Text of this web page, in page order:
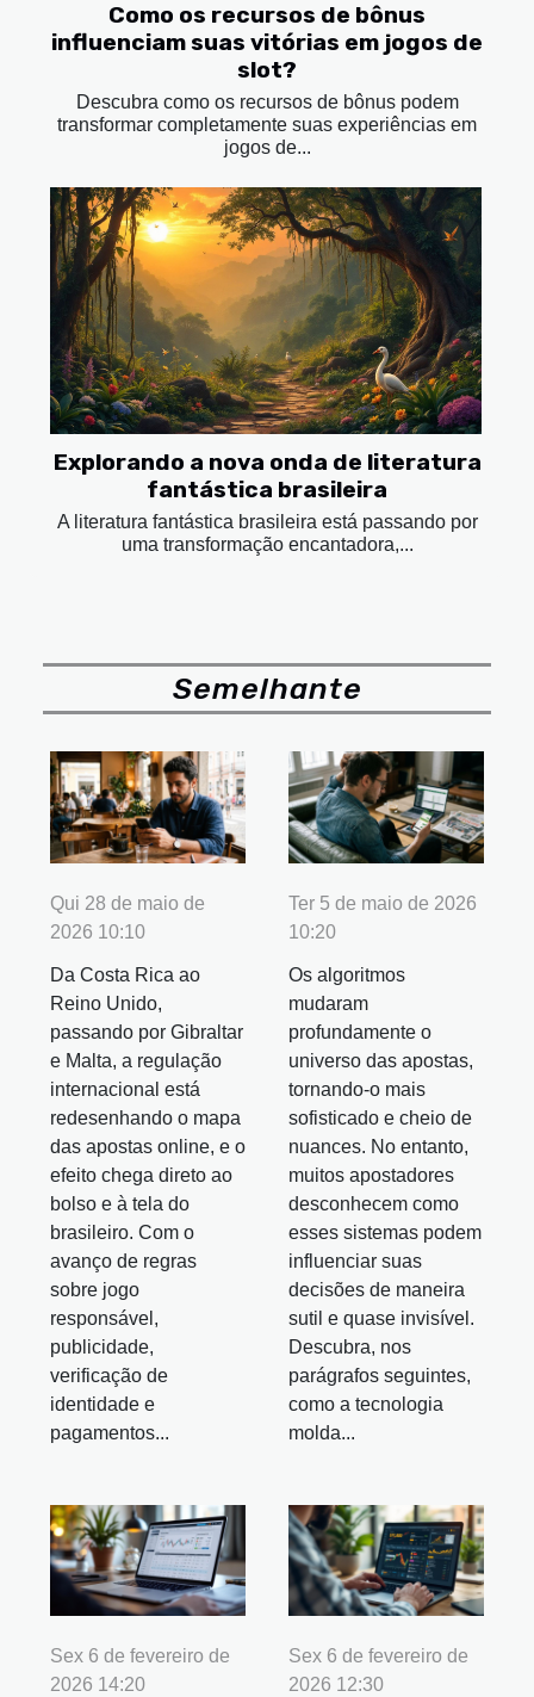
Como os recursos de bônus
influenciam suas vitórias em jogos de
slot?
Descubra como os recursos de bônus podem
transformar completamente suas experiências em
jogos de...
Explorando a nova onda de literatura
fantástica brasileira
A literatura fantástica brasileira está passando por
uma transformação encantadora,...
Semelhante
Qui 28 de maio de
2026 10:10
Da Costa Rica ao
Reino Unido,
passando por Gibraltar
e Malta, a regulação
internacional está
redesenhando o mapa
das apostas online, e o
efeito chega direto ao
bolso e à tela do
brasileiro. Com o
avanço de regras
sobre jogo
responsável,
publicidade,
verificação de
identidade e
pagamentos...
Ter 5 de maio de 2026
10:20
Os algoritmos
mudaram
profundamente o
universo das apostas,
tornando-o mais
sofisticado e cheio de
nuances. No entanto,
muitos apostadores
desconhecem como
esses sistemas podem
influenciar suas
decisões de maneira
sutil e quase invisível.
Descubra, nos
parágrafos seguintes,
como a tecnologia
molda...
Sex 6 de fevereiro de
2026 14:20
Sex 6 de fevereiro de
2026 12:30